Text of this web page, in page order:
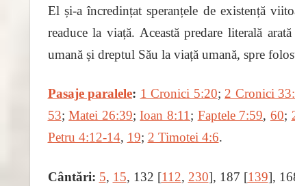
El și-a încredințat speranțele de existență
readuce la viață. Această predare literală
umană și dreptul Său la viață umană, spre
Pasaje paralele: 1 Cronici 5:20; 2 Cronici
53;Matei 26:39;Ioan 8:11 ; Faptele 7:59, 60;
Petru 4:12-14, 19; 2 Timotei 4:6.
Cântări: 5, 15, 132 [112, 230], 187 [139],